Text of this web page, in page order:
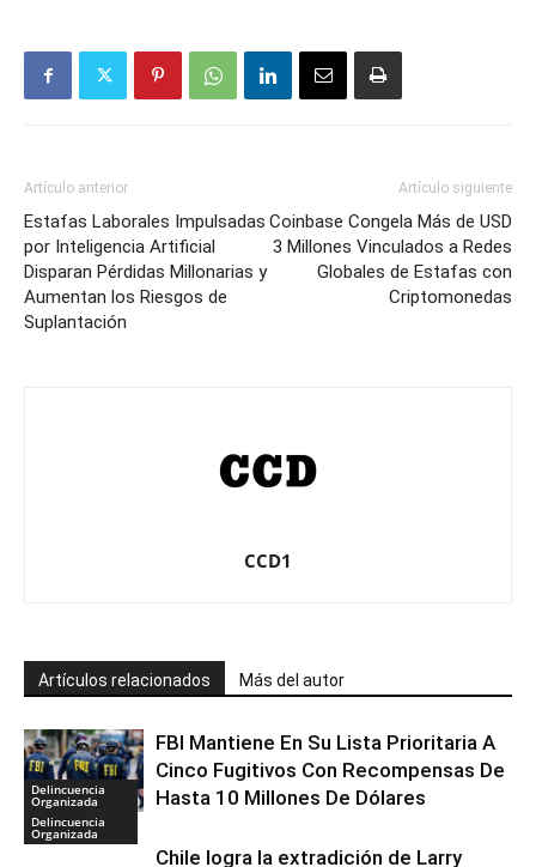
Artículo anterior
Estafas Laborales Impulsadas
por Inteligencia Artificial
Disparan Pérdidas Millonarias y
Aumentan los Riesgos de
Suplantación
Artículo siguiente
Coinbase Congela Más de USD
3 Millones Vinculados a Redes
Globales de Estafas con
Criptomonedas
CCD1
Artículos relacionados Más del autor
Delincuencia
Organizada
FBI Mantiene En Su Lista Prioritaria A
Cinco Fugitivos Con Recompensas De
Hasta 10 Millones De Dólares
Delincuencia
Organizada
Chile logra la extradición de Larry